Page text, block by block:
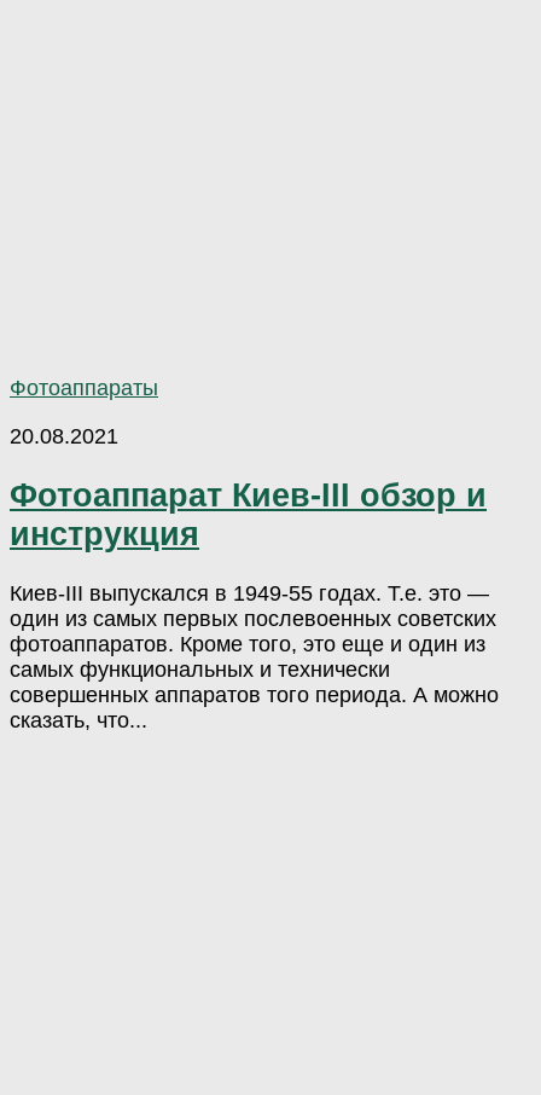
Фотоаппараты
20.08.2021
Фотоаппарат Киев-III обзор и
инструкция
Киев-III выпускался в 1949-55 годах. Т.е. это —
один из самых первых послевоенных советских
фотоаппаратов. Кроме того, это еще и один из
самых функциональных и технически
совершенных аппаратов того периода. А можно
сказать, что...